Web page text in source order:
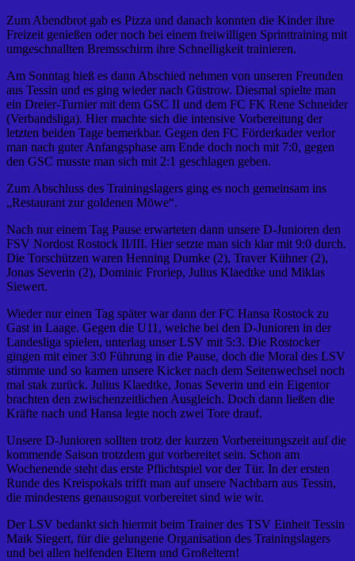
Zum Abendbrot gab es Pizza und danach konnten die Kinder ihre
Freizeit genießen oder noch bei einem freiwilligen Sprinttraining mit
umgeschnallten Bremsschirm ihre Schnelligkeit trainieren.
Am Sonntag hieß es dann Abschied nehmen von unseren Freunden
aus Tessin und es ging wieder nach Güstrow. Diesmal spielte man
ein Dreier-Turnier mit dem GSC II und dem FC FK Rene Schneider
(Verbandsliga). Hier machte sich die intensive Vorbereitung der
letzten beiden Tage bemerkbar. Gegen den FC Förderkader verlor
man nach guter Anfangsphase am Ende doch noch mit 7:0, gegen
den GSC musste man sich mit 2:1 geschlagen geben.
Zum Abschluss des Trainingslagers ging es noch gemeinsam ins
„Restaurant zur goldenen Möwe“.
Nach nur einem Tag Pause erwarteten dann unsere D-Junioren den
FSV Nordost Rostock II/III. Hier setzte man sich klar mit 9:0 durch.
Die Torschützen waren Henning Dumke (2), Traver Kühner (2),
Jonas Severin (2), Dominic Froriep, Julius Klaedtke und Miklas
Siewert.
Wieder nur einen Tag später war dann der FC Hansa Rostock zu
Gast in Laage. Gegen die U11, welche bei den D-Junioren in der
Landesliga spielen, unterlag unser LSV mit 5:3. Die Rostocker
gingen mit einer 3:0 Führung in die Pause, doch die Moral des LSV
stimmte und so kamen unsere Kicker nach dem Seitenwechsel noch
mal stak zurück. Julius Klaedtke, Jonas Severin und ein Eigentor
brachten den zwischenzeitlichen Ausgleich. Doch dann ließen die
Kräfte nach und Hansa legte noch zwei Tore drauf.
Unsere D-Junioren sollten trotz der kurzen Vorbereitungszeit auf die
kommende Saison trotzdem gut vorbereitet sein. Schon am
Wochenende steht das erste Pflichtspiel vor der Tür. In der ersten
Runde des Kreispokals trifft man auf unsere Nachbarn aus Tessin,
die mindestens genausogut vorbereitet sind wie wir.
Der LSV bedankt sich hiermit beim Trainer des TSV Einheit Tessin
Maik Siegert, für die gelungene Organisation des Trainingslagers
und bei allen helfenden Eltern und Großeltern!